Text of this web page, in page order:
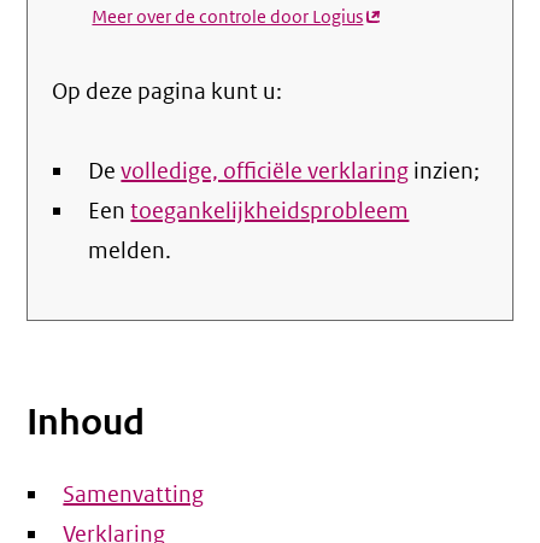
Meer over de controle door Logius(externe
Op deze pagina kunt u:
Devolledige, officiële verklaring inzien;
Eentoegankelijkheidsprobleem
melden.
Inhoud
Samenvatting
Verklaring